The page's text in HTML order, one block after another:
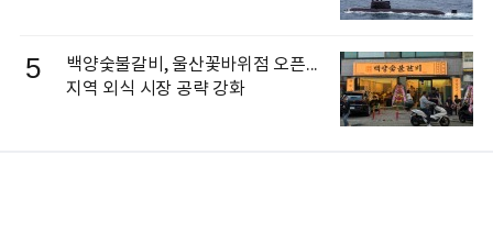
5
백양숯불갈비, 울산꽃바위점 오픈...
지역 외식 시장 공략 강화